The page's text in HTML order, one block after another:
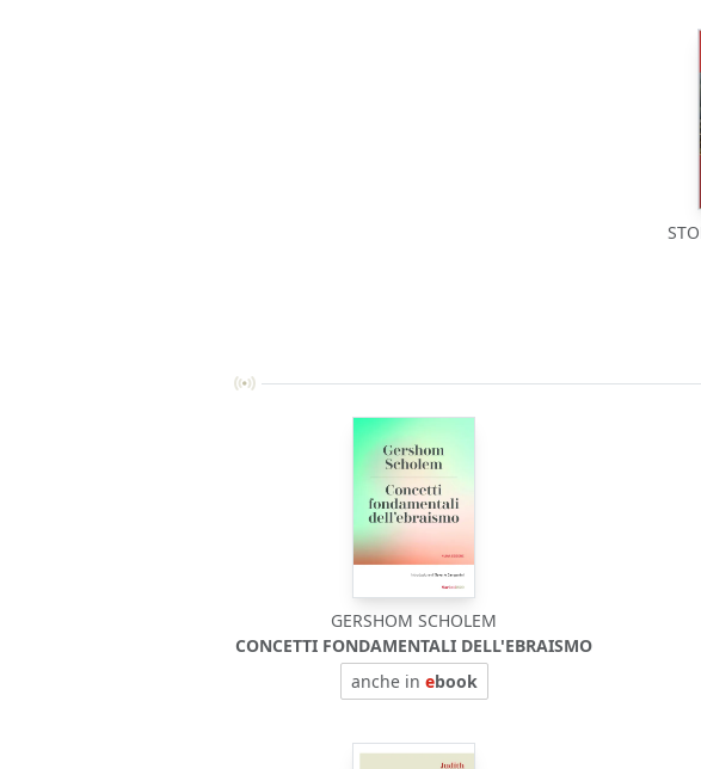
GERSHOM SCHOLEM
CONCETTI FONDAMENTALI DELL'EBRAISMO
anche in ebook